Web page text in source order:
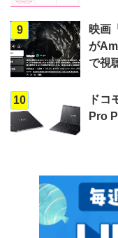
9
映画
が
で視
10
ドコ
Pro